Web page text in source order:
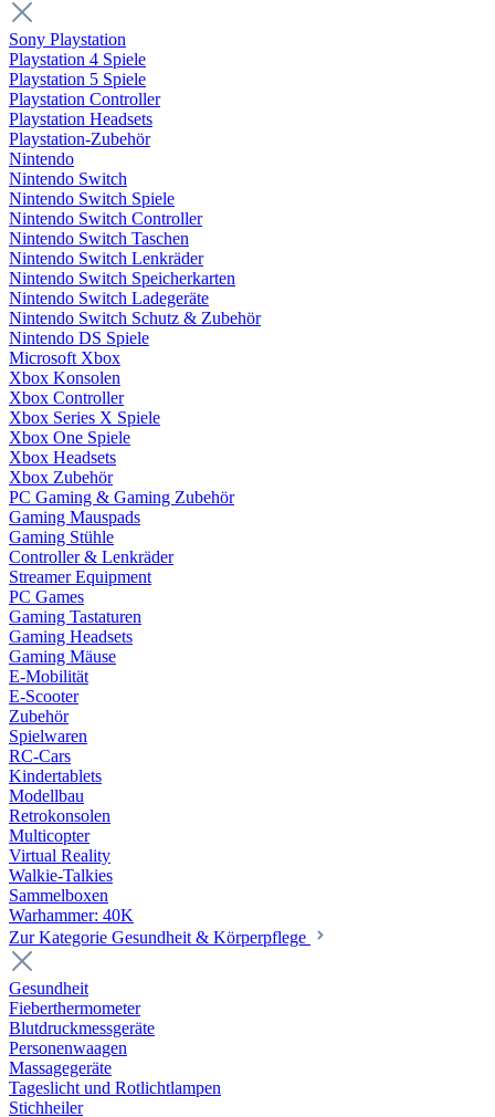
Sony Playstation
Playstation 4 Spiele
Playstation 5 Spiele
Playstation Controller
Playstation Headsets
Playstation-Zubehör
Nintendo
Nintendo Switch
Nintendo Switch Spiele
Nintendo Switch Controller
Nintendo Switch Taschen
Nintendo Switch Lenkräder
Nintendo Switch Speicherkarten
Nintendo Switch Ladegeräte
Nintendo Switch Schutz & Zubehör
Nintendo DS Spiele
Microsoft Xbox
Xbox Konsolen
Xbox Controller
Xbox Series X Spiele
Xbox One Spiele
Xbox Headsets
Xbox Zubehör
PC Gaming & Gaming Zubehör
Gaming Mauspads
Gaming Stühle
Controller & Lenkräder
Streamer Equipment
PC Games
Gaming Tastaturen
Gaming Headsets
Gaming Mäuse
E-Mobilität
E-Scooter
Zubehör
Spielwaren
RC-Cars
Kindertablets
Modellbau
Retrokonsolen
Multicopter
Virtual Reality
Walkie-Talkies
Sammelboxen
Warhammer: 40K
Zur Kategorie Gesundheit & Körperpflege
Gesundheit
Fieberthermometer
Blutdruckmessgeräte
Personenwaagen
Massagegeräte
Tageslicht und Rotlichtlampen
Stichheiler